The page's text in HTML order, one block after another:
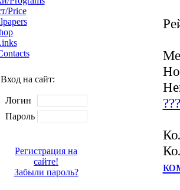
Вход на сайт:
Логин
Пароль
Регистрация на
сайте!
Забыли пароль?